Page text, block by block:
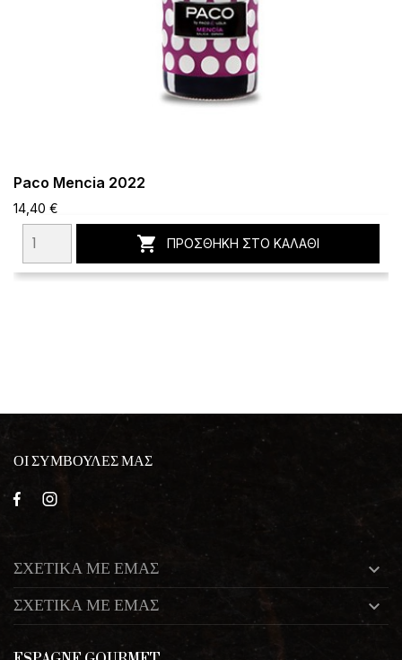
Paco Mencia 2022
14,40 €
 ΠΡΟΣΘΉΚΗ ΣΤΟ ΚΑΛΆΘΙ
ΟΙ ΣΥΜΒΟΥΛΕΣ ΜΑΣ
ΣΧΕΤΙΚΑ ΜΕ ΕΜΑΣ 
ΣΧΕΤΙΚΑ ΜΕ ΕΜΑΣ 